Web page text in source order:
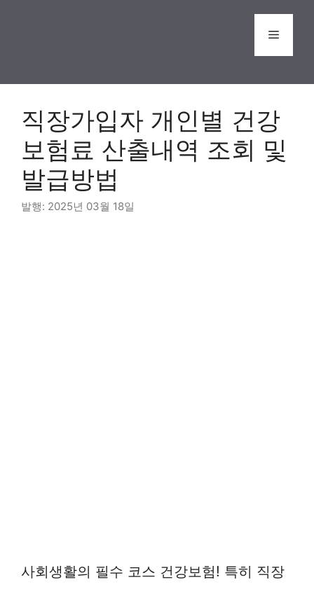
Menu
직장가입자 개인별 건강
보험료 산출내역 조회 및
발급방법
2025년 03월 18일
사회생활의 필수 코스 건강보험! 특히 직장